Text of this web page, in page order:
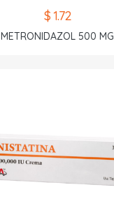
$ 1.72
METRONIDAZOL 500 MG